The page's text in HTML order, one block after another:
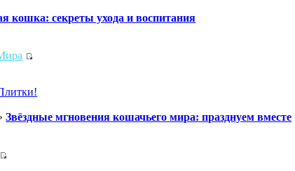
кошка: секреты ухода и воспитания
Звёздные мгновения кошачьего мира: празднуем вместе